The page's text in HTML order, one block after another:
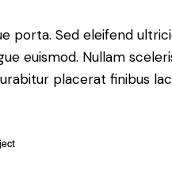
porta. Sed eleifend
euismod. Nullam
placerat finibus